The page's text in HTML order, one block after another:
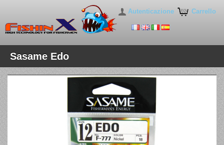
Carrello
Autenticazione
Sasame Edo